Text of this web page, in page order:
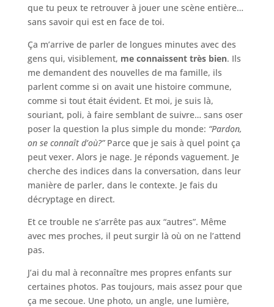
que tu peux te retrouver à jouer une scène entière…
sans savoir qui est en face de toi.
Ça m’arrive de parler de longues minutes avec des
gens qui, visiblement, me connaissent très bien. Ils
me demandent des nouvelles de ma famille, ils
parlent comme si on avait une histoire commune,
comme si tout était évident. Et moi, je suis là,
souriant, poli, à faire semblant de suivre… sans oser
poser la question la plus simple du monde: “Pardon,
on se connaît d’où?”Parce que je sais à quel point ça
peut vexer. Alors je nage. Je réponds vaguement. Je
cherche des indices dans la conversation, dans leur
manière de parler, dans le contexte. Je fais du
décryptage en direct.
Et ce trouble ne s’arrête pas aux “autres”. Même
avec mes proches, il peut surgir là où on ne l’attend
pas.
J’ai du mal à reconnaître mes propres enfants sur
certaines photos. Pas toujours, mais assez pour que
ça me secoue. Une photo, un angle, une lumière,